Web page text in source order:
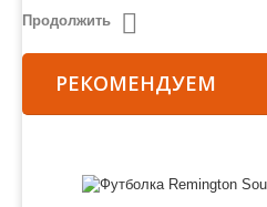
Продолжить
РЕКОМЕНДУЕМ